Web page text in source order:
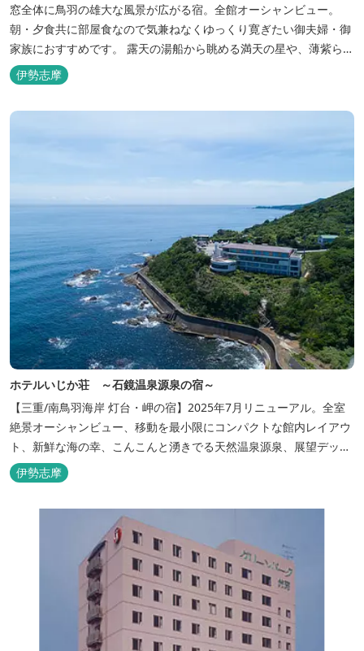
窓全体に鳥羽の雄大な風景が広がる宿。全館オーシャンビュー。
朝・夕食共に部屋食なので気兼ねなくゆっくり寛ぎたい御夫婦・御
家族におすすめです。 露天の湯船から眺める満天の星や、薄紫ら染
まる朝の海は一見の価値有。夕食は旬の素材を大釜で蒸し上げる名
物「五右衛門蒸し」、鯛や伊勢海老の舟盛りに海鮮鍋も。
伊勢志摩
ホテルいじか荘 ～石鏡温泉源泉の宿～
【三重/南鳥羽海岸 灯台・岬の宿】2025年7月リニューアル。全室
絶景オーシャンビュー、移動を最小限にコンパクトな館内レイアウ
ト、新鮮な海の幸、こんこんと湧きでる天然温泉源泉、展望デッ
キ〜いじか灯台テラス〜からの眺望が自慢のリトリートホテル。
伊勢志摩